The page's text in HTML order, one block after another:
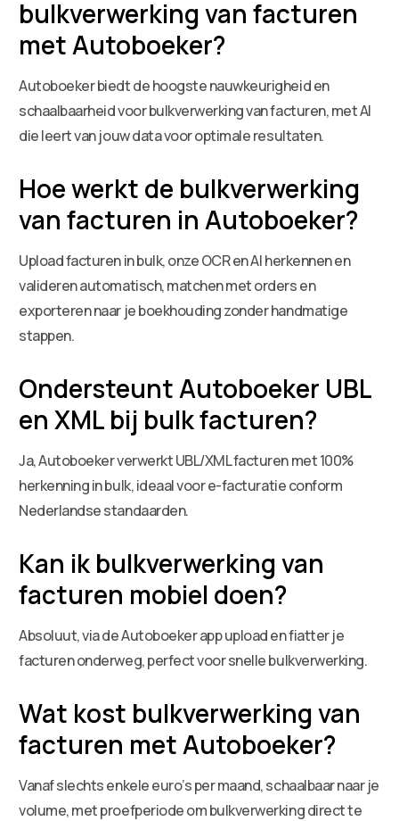
bulkverwerking van facturen
met Autoboeker?
Autoboeker biedt de hoogste nauwkeurigheid en
schaalbaarheid voor bulkverwerking van facturen, met AI
die leert van jouw data voor optimale resultaten.
Hoe werkt de bulkverwerking
van facturen in Autoboeker?
Upload facturen in bulk, onze OCR en AI herkennen en
valideren automatisch, matchen met orders en
exporteren naar je boekhouding zonder handmatige
stappen.
Ondersteunt Autoboeker UBL
en XML bij bulk facturen?
Ja, Autoboeker verwerkt UBL/XML facturen met 100%
herkenning in bulk, ideaal voor e-facturatie conform
Nederlandse standaarden.
Kan ik bulkverwerking van
facturen mobiel doen?
Absoluut, via de Autoboeker app upload en fiatter je
facturen onderweg, perfect voor snelle bulkverwerking.
Wat kost bulkverwerking van
facturen met Autoboeker?
Vanaf slechts enkele euro’s per maand, schaalbaar naar je
volume, met proefperiode om bulkverwerking direct te